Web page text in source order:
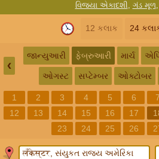
વિજયા એકાદશી, ગંડ મૂળ,
12 કલાક 24
❮
જાન્યુઆરી ફેબ્રુઆરી માર્ચ
ઓગસ્ટ સપ્ટેમ્બર ઓક્ટોબર
1 2 3 4 5 6 7
12
13 14 15 16 17
23
24 25 26